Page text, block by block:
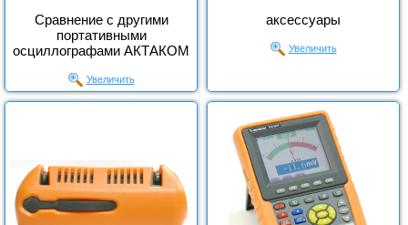
Сравнение с другими
портативными
осциллографами АКТАКОМ
Увеличить
аксессуары
Увеличить